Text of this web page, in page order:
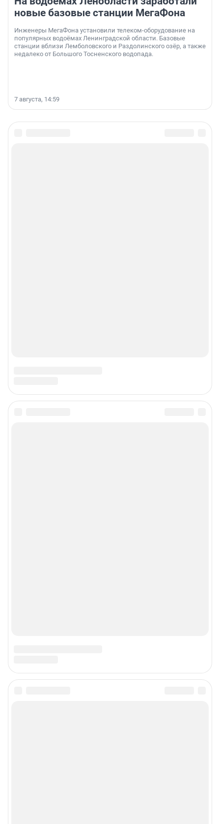
новые базовые станции МегаФона
Инженеры МегаФона установили телеком-оборудование на
популярных водоёмах Ленинградской области. Базовые
станции вблизи Лемболовского и Раздолинского озёр, а также
недалеко от Большого Тосненского водопада.
7 августа, 14:59